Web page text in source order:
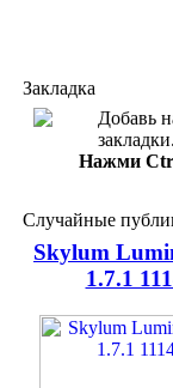
Закладка
Нажми
Случайные
Skylum
1.7.1